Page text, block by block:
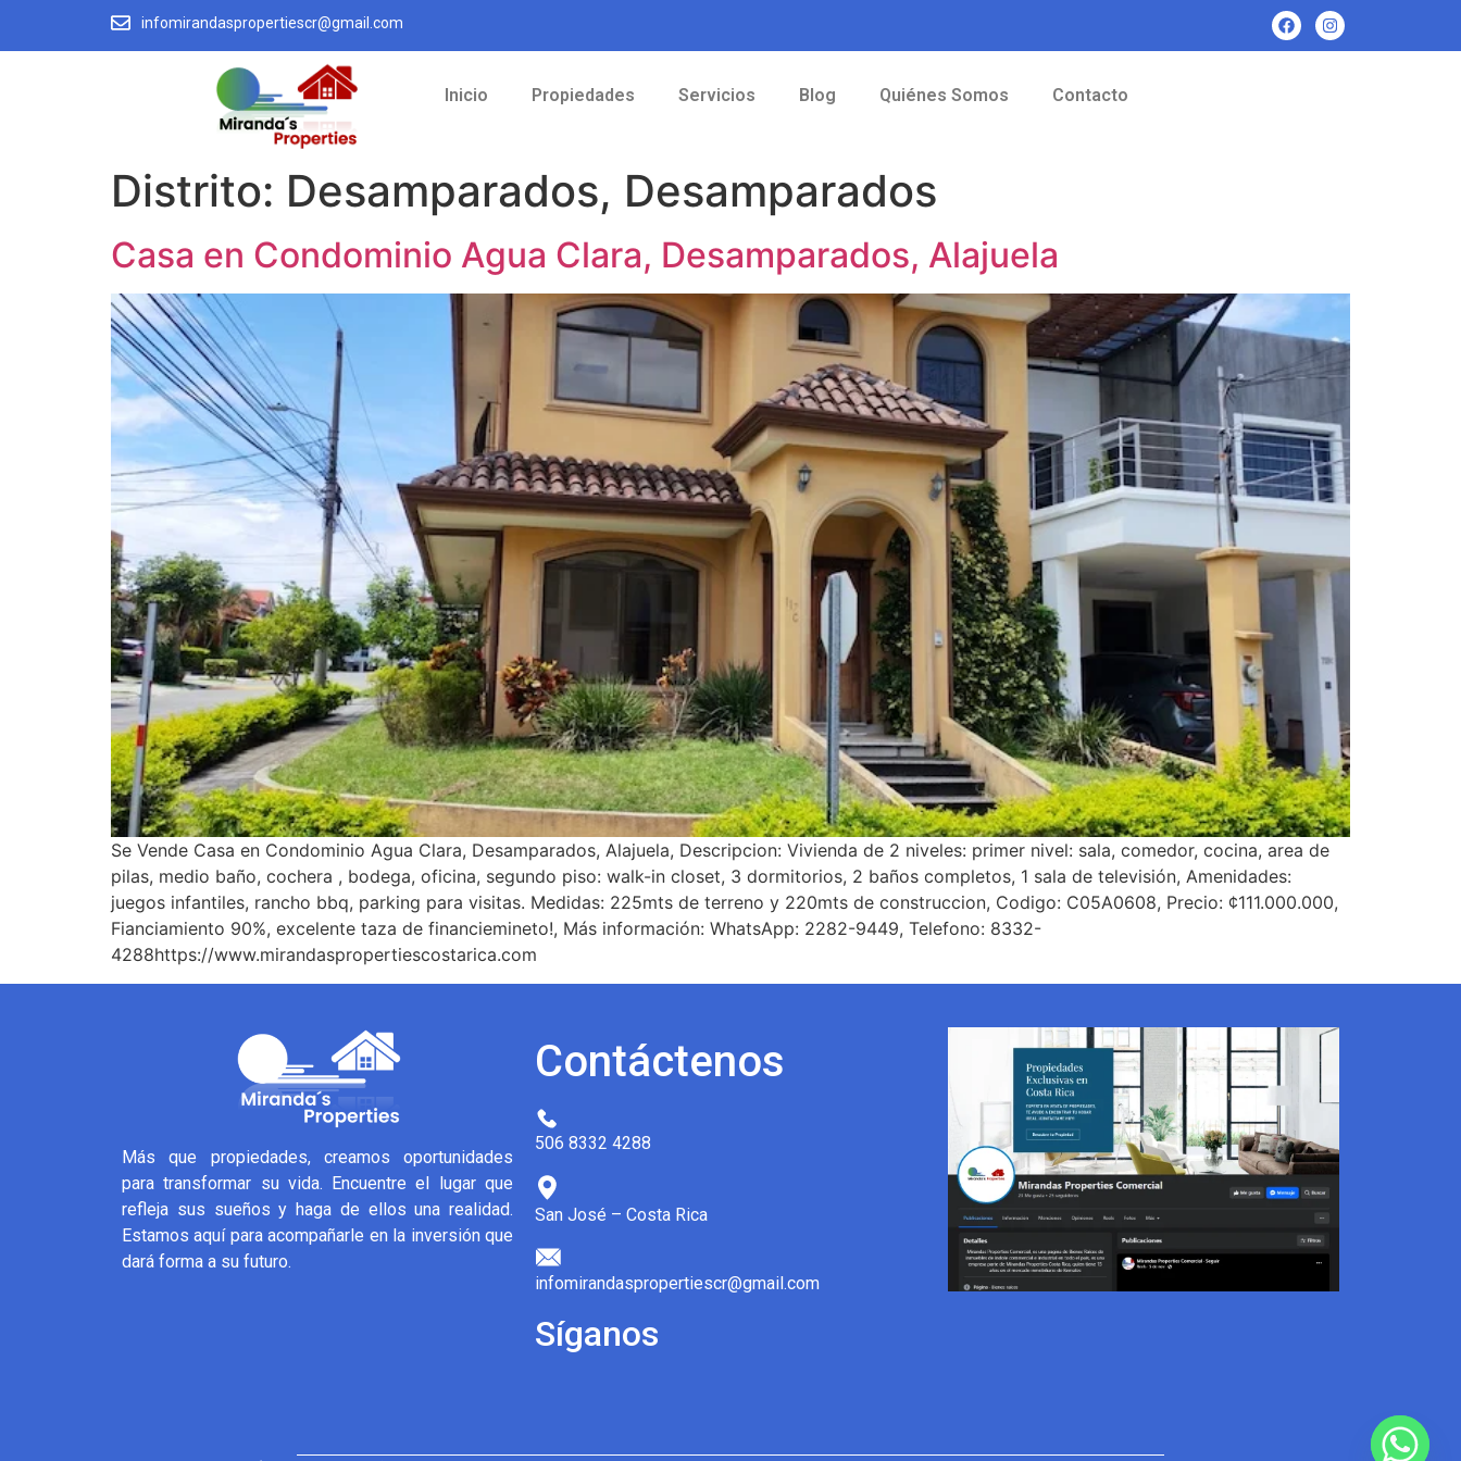
infomirandaspropertiescr@gmail.com
Inicio Propiedades Servicios Blog Quiénes Somos Contacto
Distrito: Desamparados, Desamparados
Casa en Condominio Agua Clara, Desamparados, Alajuela
Se Vende Casa en Condominio Agua Clara, Desamparados, Alajuela, Descripcion: Vivienda de 2 niveles: primer nivel: sala, comedor, cocina, area de
pilas, medio baño, cochera , bodega, oficina, segundo piso: walk-in closet, 3 dormitorios, 2 baños completos, 1 sala de televisión, Amenidades:
juegos infantiles, rancho bbq, parking para visitas. Medidas: 225mts de terreno y 220mts de construccion, Codigo: C05A0608, Precio: ¢111.000.000,
Fianciamiento 90%, excelente taza de financiemineto!, Más información: WhatsApp: 2282-9449, Telefono: 8332-
4288https://www.mirandaspropertiescostarica.com
Más que propiedades, creamos oportunidades
para transformar su vida. Encuentre el lugar que
refleja sus sueños y haga de ellos una realidad.
Estamos aquí para acompañarle en la inversión que
dará forma a su futuro.
Contáctenos
506 8332 4288
San José – Costa Rica
infomirandaspropertiescr@gmail.com
Síganos